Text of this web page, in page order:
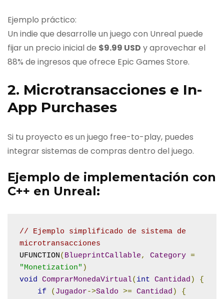
Ejemplo práctico:
Un indie que desarrolle un juego con Unreal puede
fijar un precio inicial de $9.99 USD y aprovechar el
88% de ingresos que ofrece Epic Games Store.
2. Microtransacciones e In-
App Purchases
Si tu proyecto es un juego free-to-play, puedes
integrar sistemas de compras dentro del juego.
Ejemplo de implementación con
C++ en Unreal:
// Ejemplo simplificado de sistema de
microtransacciones
UFUNCTION( BlueprintCallable, Category =
"Monetization" )
void ComprarMonedaVirtual( int Cantidad )
{
if
( Jugador->Saldo >= Cantidad )
{